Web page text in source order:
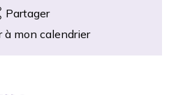
Partager
à mon calendrier